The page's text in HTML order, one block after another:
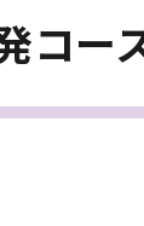
コー